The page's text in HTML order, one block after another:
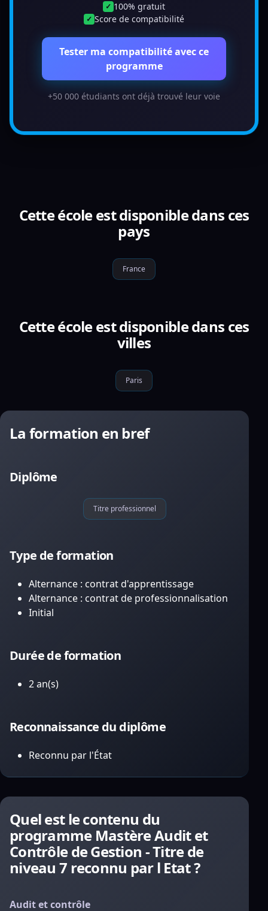
✓ 100% gratuit
✓ Score de compatibilité
Tester ma compatibilité avec ce
programme
+50 000 étudiants ont déjà trouvé leur voie
Cette école est disponible dans ces
pays
France
Cette école est disponible dans ces
villes
Paris
La formation en bref
Diplôme
Titre professionnel
Type de formation
Alternance : contrat d'apprentissage
Alternance : contrat de professionnalisation
Initial
Durée de formation
2 an(s)
Reconnaissance du diplôme
Reconnu par l'État
Quel est le contenu du
programme Mastère Audit et
Contrôle de Gestion - Titre de
niveau 7 reconnu par l Etat ?
Audit et contrôle